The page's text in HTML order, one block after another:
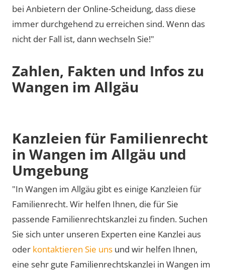
bei Anbietern der Online-Scheidung, dass diese
immer durchgehend zu erreichen sind. Wenn das
nicht der Fall ist, dann wechseln Sie!"
Zahlen, Fakten und Infos zu
Wangen im Allgäu
Kanzleien für Familienrecht
in Wangen im Allgäu und
Umgebung
"In Wangen im Allgäu gibt es einige Kanzleien für
Familienrecht. Wir helfen Ihnen, die für Sie
passende Familienrechtskanzlei zu finden. Suchen
Sie sich unter unseren Experten eine Kanzlei aus
oder kontaktieren Sie uns und wir helfen Ihnen,
eine sehr gute Familienrechtskanzlei in Wangen im